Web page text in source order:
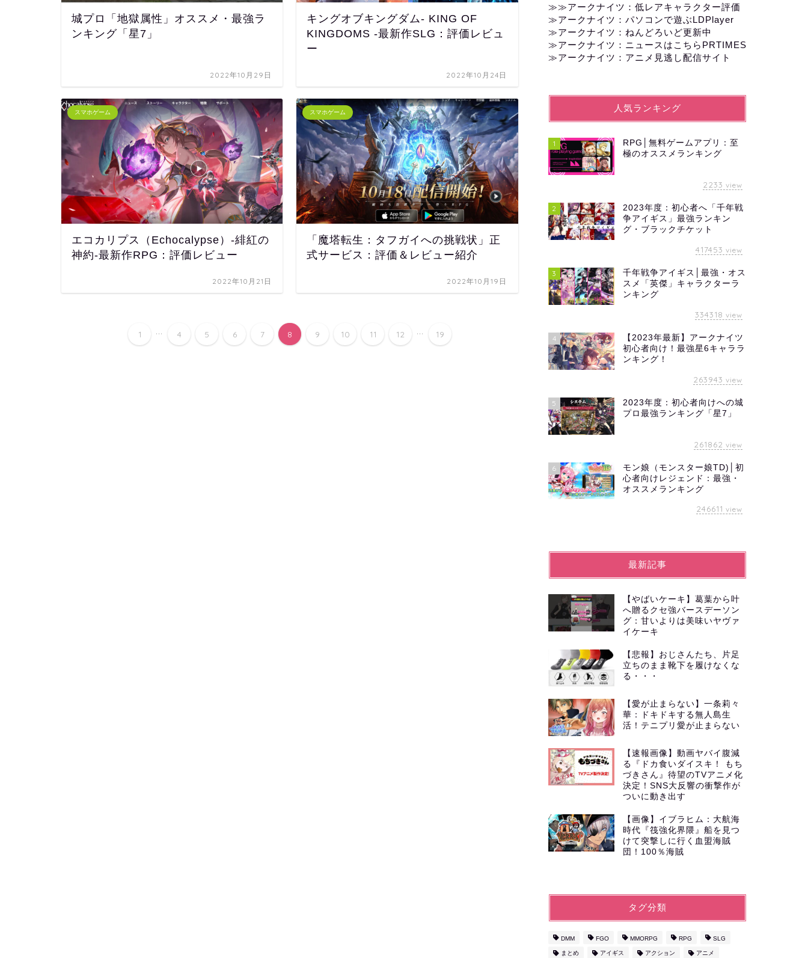
城プロ「地獄属性」オススメ・最強ラ
ンキング「星7」
2022年10月29日
キングオブキングダム- KING OF
KINGDOMS -最新作SLG：評価レビュ
ー
2022年10月24日
スマホゲーム
エコカリプス（Echocalypse）-緋紅の
神約-最新作RPG：評価レビュー
2022年10月21日
スマホゲーム
「魔塔転生：タフガイへの挑戦状」正
式サービス：評価＆レビュー紹介
2022年10月19日
1 ... 4 5 6 7 8 9 10 11 12 ... 19
≫≫アークナイツ：低レアキャラクター評価
≫アークナイツ：パソコンで遊ぶLDPlayer
≫アークナイツ：ねんどろいど更新中
≫アークナイツ：ニュースはこちらPRTIMES
≫アークナイツ：アニメ見逃し配信サイト
人気ランキング
1
RPG│無料ゲームアプリ：至
極のオススメランキング
2233 view
2
2023年度：初心者へ「千年戦
争アイギス」最強ランキン
グ・ブラックチケット
417453 view
3
千年戦争アイギス│最強・オス
スメ「英傑」キャラクターラ
ンキング
334318 view
4
【2023年最新】アークナイツ
初心者向け！最強星6キャララ
ンキング！
263943 view
5
2023年度：初心者向けへの城
プロ最強ランキング「星7」
261862 view
6
モン娘（モンスター娘TD)│初
心者向けレジェンド：最強・
オススメランキング
246611 view
最新記事
【やばいケーキ】葛葉から叶
へ贈るクセ強バースデーソン
グ：甘いよりは美味いヤヴァ
イケーキ
【悲報】おじさんたち、片足
立ちのまま靴下を履けなくな
る・・・
【愛が止まらない】一条莉々
華：ドキドキする無人島生
活！テニプリ愛が止まらない
【速報画像】動画ヤバイ腹減
る『ドカ食いダイスキ！ もち
づきさん』待望のTVアニメ化
決定！SNS大反響の衝撃作が
ついに動き出す
【画像】イブラヒム：大航海
時代『筏強化界隈』船を見つ
けて突撃しに行く血盟海賊
団！100％海賊
タグ分類
DMM FGO MMORPG RPG SLG
まとめ アイギス アクション アニメ